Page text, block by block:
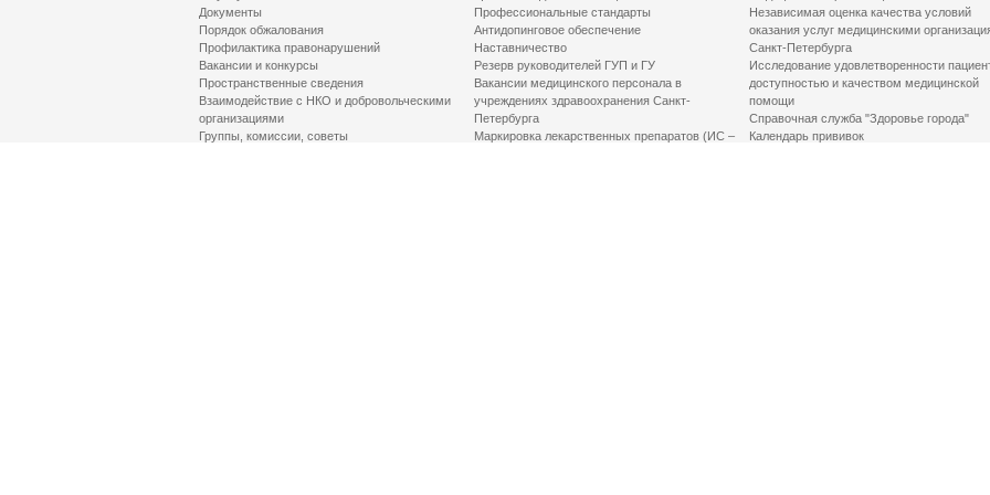
Документы
Порядок обжалования
Профилактика правонарушений
Вакансии и конкурсы
Пространственные сведения
Взаимодействие с НКО и добровольческими
организациями
Группы, комиссии, советы
Профессиональные стандарты
Антидопинговое обеспечение
Наставничество
Резерв руководителей ГУП и ГУ
Вакансии медицинского персонала в
учреждениях здравоохранения Санкт-
Петербурга
Маркировка лекарственных препаратов (ИС –
Независимая оценка качества условий
оказания услуг медицинскими
Санкт-Петербурга
Исследование удовлетворенности
доступностью и качеством медицинской
помощи
Справочная служба "Здоровье города"
Календарь прививок